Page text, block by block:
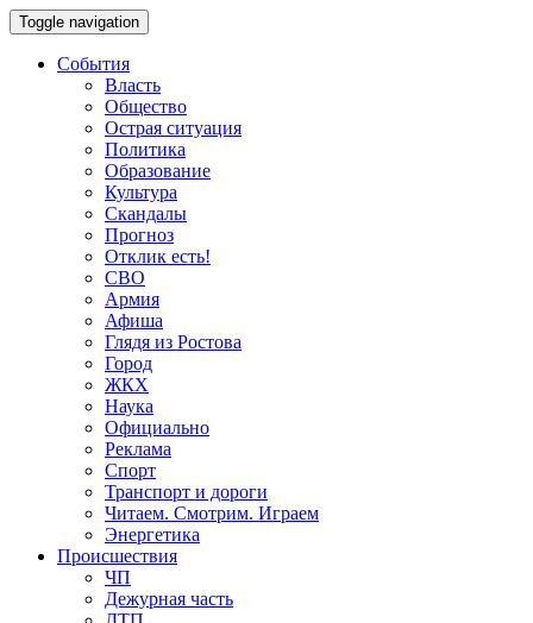
Toggle navigation
События
Власть
Общество
Острая ситуация
Политика
Образование
Культура
Скандалы
Прогноз
Отклик есть!
СВО
Армия
Афиша
Глядя из Ростова
Город
ЖКХ
Наука
Официально
Реклама
Спорт
Транспорт и дороги
Читаем. Смотрим. Играем
Энергетика
Происшествия
ЧП
Дежурная часть